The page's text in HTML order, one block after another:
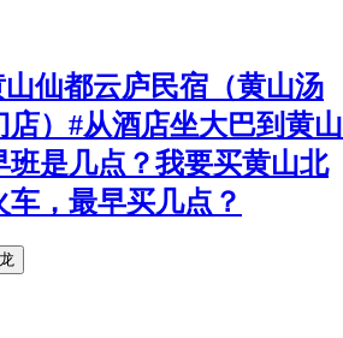
山仙都云庐民宿（黄山汤
店）#从酒店坐大巴到黄山
班是几点？我要买黄山北
车，最早买几点？